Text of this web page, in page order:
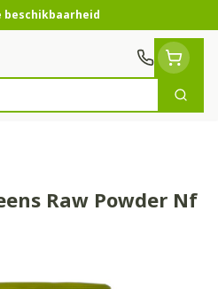
beschikbaarheid
Zoek
Raw Powder Nf